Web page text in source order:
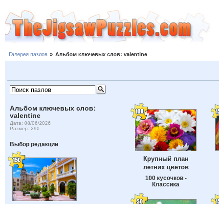
Галерея пазлов » Альбом ключевых слов: valentine
Альбом ключевых слов:
valentine
Дата: 08/06/2026
Размер: 290
Выбор редакции
Крупный план
летних цветов
100 кусочков -
Классика